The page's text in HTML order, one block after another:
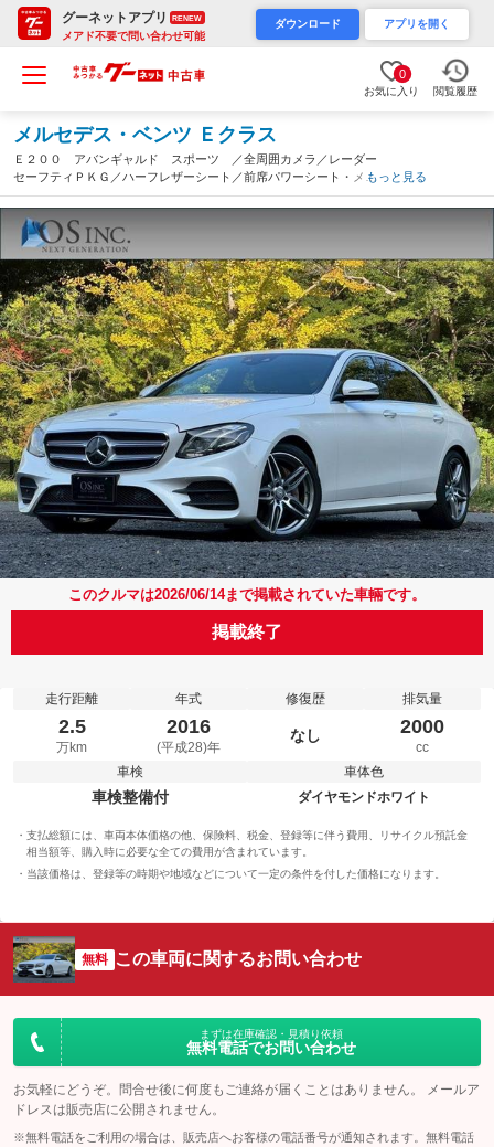
グーネットアプリ RENEW
メアド不要で問い合わせ可能
ダウンロード アプリを開く
0
お気に入り 閲覧履歴
メルセデス・ベンツ Ｅクラス
Ｅ２００ アバンギャルド スポーツ ／全周囲カメラ／レーダー
セーフティＰＫＧ／ハーフレザーシート／前席パワーシート・メモ
リー・ヒーター／純正ナビ／ＴＶ／Ｂｌｕｅｔｏｏｔｈ／アンビエ
ントライト／レーダークルーズ／ＢＳＭ／純正１９インチＡＷ（大
阪府）
もっと見る
このクルマは2026/06/14まで掲載されていた車輛です。
掲載終了
走行距離
2.5
万km
年式
2016
(平成28)年
修復歴
なし
排気量
2000
cc
車検
車検整備付
車体色
ダイヤモンドホワイト
支払総額には、車両本体価格の他、保険料、税金、登録等に伴う費用、リサイクル預託金
相当額等、購入時に必要な全ての費用が含まれています。
当該価格は、登録等の時期や地域などについて一定の条件を付した価格になります。
無料 この車両に関するお問い合わせ
まずは在庫確認・見積り依頼
無料電話でお問い合わせ
お気軽にどうぞ。問合せ後に何度もご連絡が届くことはありません。 メールア
ドレスは販売店に公開されません。
※無料電話をご利用の場合は、販売店へお客様の電話番号が通知されます。無料電話